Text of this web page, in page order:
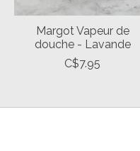
Margot Vapeur de
douche - Lavande
C$7.95